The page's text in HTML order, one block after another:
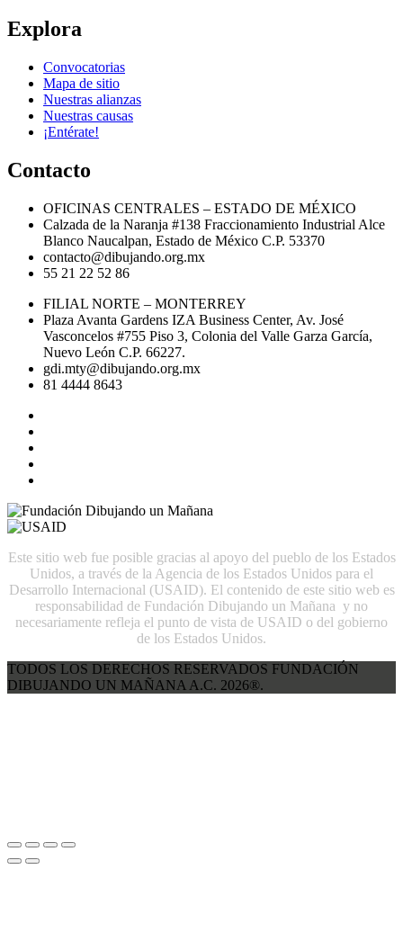
Explora
Convocatorias
Mapa de sitio
Nuestras alianzas
Nuestras causas
¡Entérate!
Contacto
OFICINAS CENTRALES – ESTADO DE MÉXICO
Calzada de la Naranja #138 Fraccionamiento Industrial Alce
Blanco Naucalpan, Estado de México C.P. 53370
contacto@dibujando.org.mx
55 21 22 52 86
FILIAL NORTE – MONTERREY
Plaza Avanta Gardens IZA Business Center, Av. José
Vasconcelos #755 Piso 3, Colonia del Valle Garza García,
Nuevo León C.P. 66227.
gdi.mty@dibujando.org.mx
81 4444 8643
Este sitio web fue posible gracias al apoyo del pueblo de los Estados
Unidos, a través de la Agencia de los Estados Unidos para el
Desarrollo Internacional (USAID). El contenido de este sitio web es
responsabilidad de Fundación Dibujando un Mañana y no
necesariamente refleja el punto de vista de USAID o del gobierno
de los Estados Unidos.
TODOS LOS DERECHOS RESERVADOS FUNDACIÓN
DIBUJANDO UN MAÑANA A.C. 2026®.